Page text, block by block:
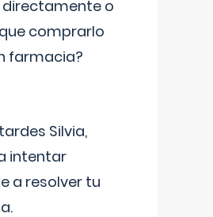
o
comprarlo
farmacia?
Silvia,
intentar
a resolver tu